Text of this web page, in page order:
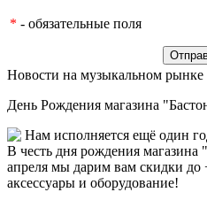
* - обязательные поля
Новости на музыкальном рынке
День Рождения магазина
Нам исполняется ещё один
В честь дня рождения магазина
апреля мы дарим вам скидки до
аксессуары и оборудование!